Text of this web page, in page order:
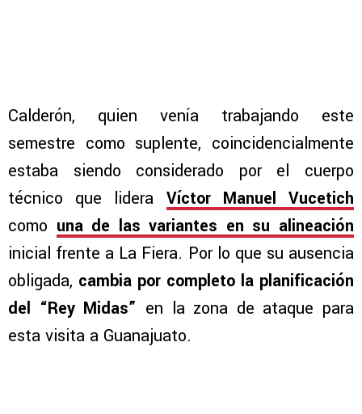
Calderón, quien venía trabajando este
semestre como suplente, coincidencialmente
estaba siendo considerado por el cuerpo
técnico que lidera Víctor Manuel Vucetich
como una de las variantes en su alineación
inicial frente a La Fiera. Por lo que su ausencia
obligada, cambia por completo la planificación
del “Rey Midas” en la zona de ataque para
esta visita a Guanajuato.